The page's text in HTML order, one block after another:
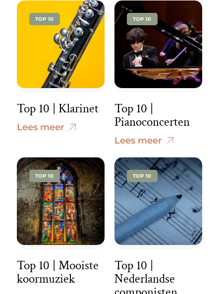
TOP 10
Top 10 | Klarinet
Lees meer
TOP 10
Top 10 |
Pianoconcerten
Lees meer
TOP 10
Top 10 | Mooiste
koormuziek
TOP 10
Top 10 |
Nederlandse